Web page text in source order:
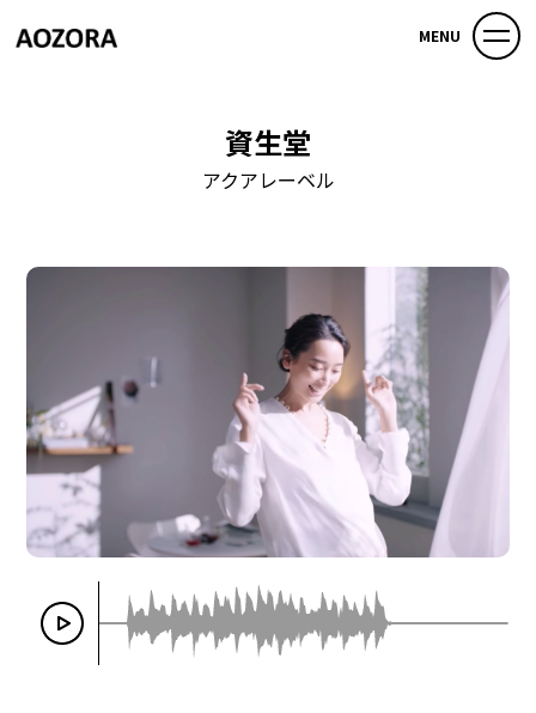
MENU
資生堂
アクアレーベル